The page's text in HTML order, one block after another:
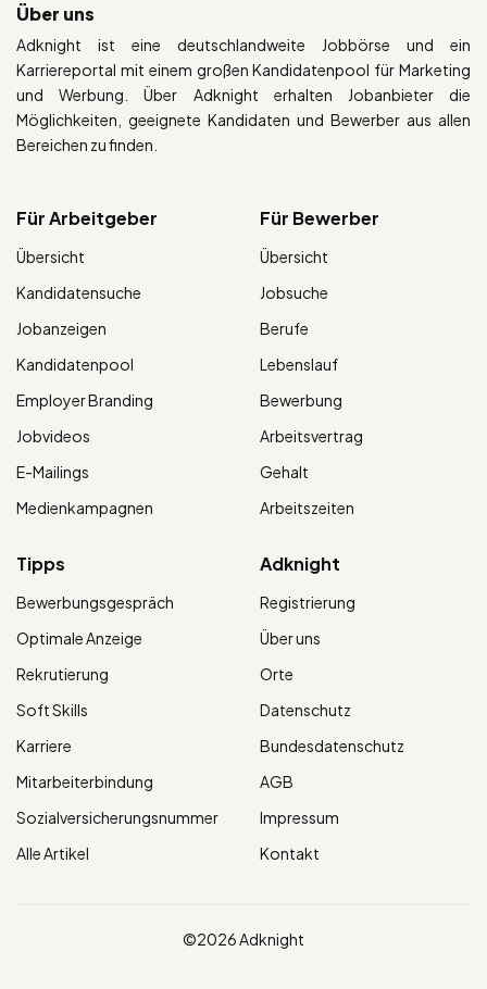
Über uns
Adknight ist eine deutschlandweite Jobbörse und ein
Karriereportal mit einem großen Kandidatenpool für Marketing
und Werbung. Über Adknight erhalten Jobanbieter die
Möglichkeiten, geeignete Kandidaten und Bewerber aus allen
Bereichen zu finden.
Für Arbeitgeber
Übersicht
Kandidatensuche
Jobanzeigen
Kandidatenpool
Employer Branding
Jobvideos
E-Mailings
Medienkampagnen
Für Bewerber
Übersicht
Jobsuche
Berufe
Lebenslauf
Bewerbung
Arbeitsvertrag
Gehalt
Arbeitszeiten
Tipps
Bewerbungsgespräch
Optimale Anzeige
Rekrutierung
Soft Skills
Karriere
Mitarbeiterbindung
Sozialversicherungsnummer
Alle Artikel
Adknight
Registrierung
Über uns
Orte
Datenschutz
Bundesdatenschutz
AGB
Impressum
Kontakt
©2026 Adknight